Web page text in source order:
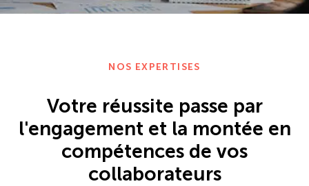
NOS EXPERTISES
Votre réussite passe par
l'engagement et la montée en
compétences de vos
collaborateurs